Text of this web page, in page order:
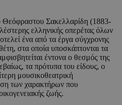
Σακελλαρίδη (1883-
ελληνικής οπερέτας όλων
ένα από τα έργα σύγχρονης
στα οποία υποσκάπτονται τα
έντονα ο θεσμός της
τα πρότυπα του είδους, ο
μουσικοθεατρική
των χαρακτήρων που
ζωής.